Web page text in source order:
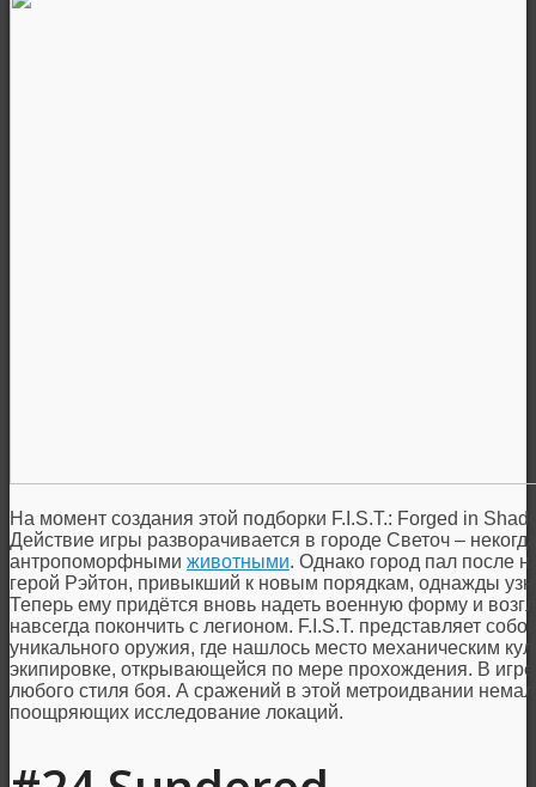
На момент создания этой подборки F.I.S.T.: Forged in
Действие игры разворачивается в городе Светоч –
антропоморфными животными. Однако город пал после
герой Рэйтон, привыкший к новым порядкам, однажды
Теперь ему придётся вновь надеть военную форму и
навсегда покончить с легионом. F.I.S.T. представляет
уникального оружия, где нашлось место механическим
экипировке, открывающейся по мере прохождения. В
любого стиля боя. А сражений в этой метроидвании
поощряющих исследование локаций.